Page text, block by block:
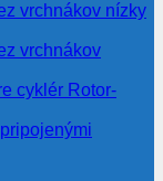
vrchnákov nízky
vrchnákov
cyklér Rotor-